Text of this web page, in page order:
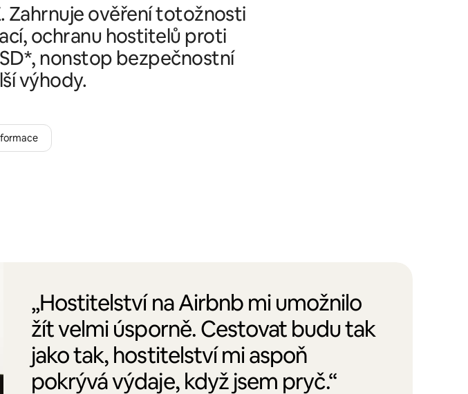
Zahrnuje ověření totožnosti
ochranu hostitelů proti
nonstop bezpečnostní
výhody.
„Hostitelství na Airbnb mi umožnilo
žít velmi úsporně. Cestovat budu tak
jako tak, hostitelství mi aspoň
pokrývá výdaje, když jsem pryč.“